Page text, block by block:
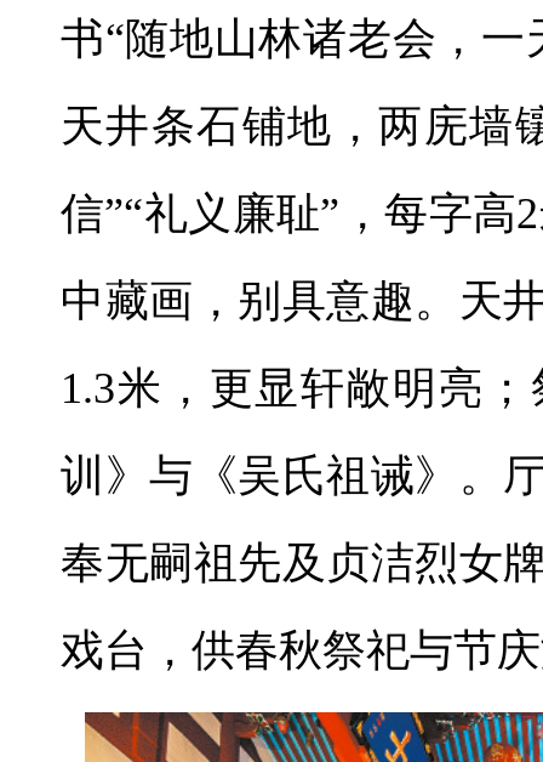
书“随地山林诸老会，
天井条石铺地，两庑墙
信”“礼义廉耻”，每字高
中藏画，别具意趣。天
1.3米，更显轩敞明亮
训》与《吴氏祖诫》。
奉无嗣祖先及贞洁烈女
戏台，供春秋祭祀与节